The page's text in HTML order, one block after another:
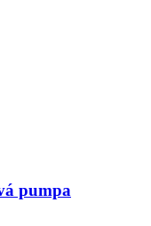
pumpa